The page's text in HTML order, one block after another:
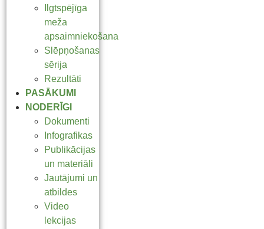
Ilgtspējīga
meža
apsaimniekošana
Slēpņošanas
sērija
Rezultāti
PASĀKUMI
NODERĪGI
Dokumenti
Infografikas
Publikācijas
un materiāli
Jautājumi un
atbildes
Video
lekcijas